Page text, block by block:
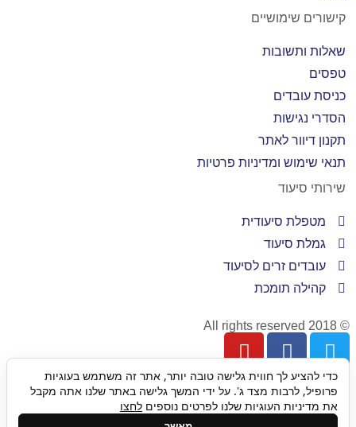
קישורים שימושיים
שאלות ותשובות
טפסים
כניסת עובדים
הסדרי נגישות
תקנון דיוור לאתר
תנאי שימוש ומדיניות פרטיות
שירותי סיעוד
מטפלת סיעודית
גמלת סיעוד
עובדים זרים לסיעוד
קהילה תומכת
© 2018 All rights reserved
גלילה
כדי להציע לך חווית גלישה טובה יותר, אתר זה משתמש בעוגיות
פרופיל, לרבות מצד ג'. על ידי המשך גלישה באתר שלנו אתה מקבל
את מדיניות העוגיות שלנו לפרטים נוספים לחצו